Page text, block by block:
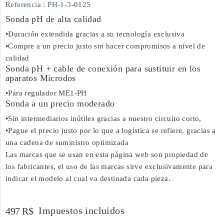
Referencia : PH-1-3-0125
Sonda pH de alta calidad
•Duración extendida gracias a su tecnología exclusiva
•Compre a un precio justo sin hacer compromisos a nivel de
calidad
Sonda pH + cable de conexión para sustituir en los
aparatos Microdos
•Para regulador ME1-PH
Sonda a un precio moderado
•Sin intermediarios inútiles gracias a nuestro circuito corto,
•Pague el precio justo por lo que a logística se refiere, gracias a
una cadena de suministro optimizada
Las marcas que se usan en esta página web son propiedad de
los fabricantes, el uso de las marcas sirve exclusivamente para
indicar el modelo al cual va destinada cada pieza.
497 R$ Impuestos incluidos